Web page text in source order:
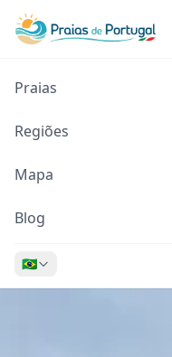
Praias
Regiões
Mapa
Blog
🇧🇷